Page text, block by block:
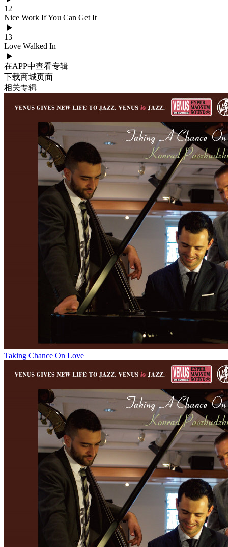
12
Nice Work If You Can Get It
13
Love Walked In
在APP中查看专辑
下载商城页面
相关专辑
Taking Chance On Love